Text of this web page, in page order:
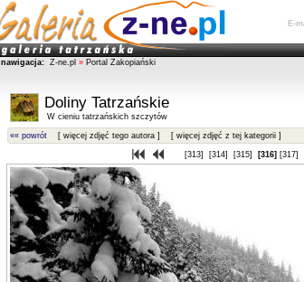
E-
nawigacja: Z-ne.pl » Portal Zakopiański
Doliny Tatrzańskie
W cieniu tatrzańskich szczytów
«« powrót [ więcej zdjęć tego autora ] [ więcej zdjęć z tej kategorii ]
[313] [314] [315] [316] [317]